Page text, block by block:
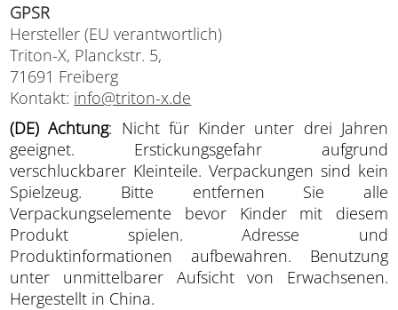
GPSR
Hersteller (EU verantwortlich)
Triton-X, Planckstr. 5,
71691 Freiberg
Kontakt: info@triton-x.de
(DE) Achtung: Nicht für Kinder unter drei Jahren
geeignet. Erstickungsgefahr aufgrund
verschluckbarer Kleinteile. Verpackungen sind kein
Spielzeug. Bitte entfernen Sie alle
Verpackungselemente bevor Kinder mit diesem
Produkt spielen. Adresse und
Produktinformationen aufbewahren. Benutzung
unter unmittelbarer Aufsicht von Erwachsenen.
Hergestellt in China.